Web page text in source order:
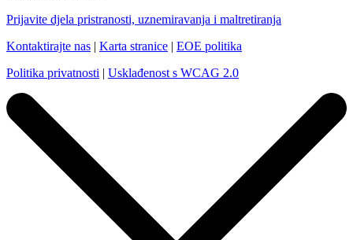
Prijavite djela pristranosti, uznemiravanja i maltretiranja
Kontaktirajte nas | Karta stranice | EOE politika
Politika privatnosti | Usklađenost s WCAG 2.0